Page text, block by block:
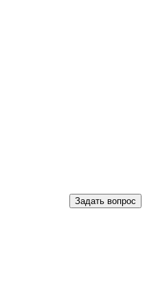
Задать вопрос